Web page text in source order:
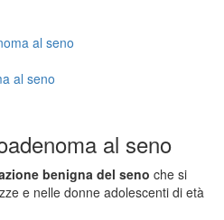
al seno
al seno
al seno
benigna del seno che si
e nelle donne adolescenti di età